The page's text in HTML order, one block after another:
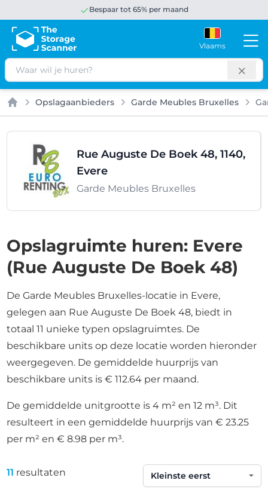
Bespaar tot 65% per maand
Vlaams
Zoeken
Home
Opslagaanbieders Garde Meubles Bruxelles
Rue Auguste De Boek 48, 1140,
Evere
Garde Meubles Bruxelles
Opslagruimte huren: Evere
(Rue Auguste De Boek 48)
De Garde Meubles Bruxelles-locatie in Evere,
gelegen aan Rue Auguste De Boek 48, biedt in
totaal 11 unieke typen opslagruimtes. De
beschikbare units op deze locatie worden hieronder
weergegeven. De gemiddelde huurprijs van
beschikbare units is € 112.64 per maand.
De gemiddelde unitgrootte is 4 m² en 12 m³. Dit
resulteert in een gemiddelde huurprijs van € 23.25
per m² en € 8.98 per m³.
11 resultaten
Sorteren op